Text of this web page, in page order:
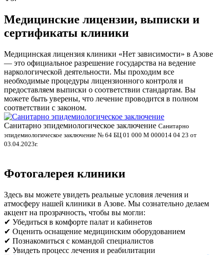
Медицинские лицензии, выписки и
сертификаты клиники
Медицинская лицензия клиники «Нет зависимости» в Азове
— это официальное разрешение государства на ведение
наркологической деятельности. Мы проходим все
необходимые процедуры лицензионного контроля и
предоставляем выписки о соответствии стандартам. Вы
можете быть уверены, что лечение проводится в полном
соответствии с законом.
Санитарно эпидемиологическое заключение Санитарно
эпидемиологическое заключение № 64 БЦ 01 000 М 000014 04 23 от
03.04.2023г.
Фотогалерея клиники
Здесь вы можете увидеть реальные условия лечения и
атмосферу нашей клиники в Азове. Мы сознательно делаем
акцент на прозрачность, чтобы вы могли:
✔ Убедиться в комфорте палат и кабинетов
✔ Оценить оснащение медицинским оборудованием
✔ Познакомиться с командой специалистов
✔ Увидеть процесс лечения и реабилитации